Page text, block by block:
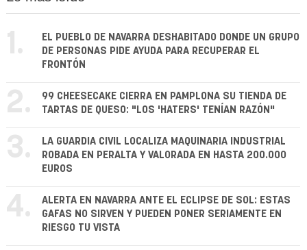
1.
EL PUEBLO DE NAVARRA DESHABITADO DONDE UN GRUPO
DE PERSONAS PIDE AYUDA PARA RECUPERAR EL
FRONTÓN
2.
99 CHEESECAKE CIERRA EN PAMPLONA SU TIENDA DE
TARTAS DE QUESO: "LOS 'HATERS' TENÍAN RAZÓN"
3.
LA GUARDIA CIVIL LOCALIZA MAQUINARIA INDUSTRIAL
ROBADA EN PERALTA Y VALORADA EN HASTA 200.000
EUROS
4.
ALERTA EN NAVARRA ANTE EL ECLIPSE DE SOL: ESTAS
GAFAS NO SIRVEN Y PUEDEN PONER SERIAMENTE EN
RIESGO TU VISTA